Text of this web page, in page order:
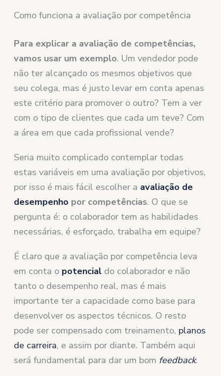
Como funciona a avaliação por competência
Para explicar a avaliação de competências,
vamos usar um exemplo. Um vendedor pode
não ter alcançado os mesmos objetivos que
seu colega, mas é justo levar em conta apenas
este critério para promover o outro? Tem a ver
com o tipo de clientes que cada um teve? Com
a área em que cada profissional vende?
Seria muito complicado contemplar todas
estas variáveis em uma avaliação por objetivos,
por isso é mais fácil escolher a avaliação de
desempenho por competências. O que se
pergunta é: o colaborador tem as habilidades
necessárias, é esforçado, trabalha em equipe?
É claro que a avaliação por competência leva
em conta o potencial do colaborador e não
tanto o desempenho real, mas é mais
importante ter a capacidade como base para
desenvolver os aspectos técnicos. O resto
pode ser compensado com treinamento, planos
de carreira, e assim por diante. Também aqui
será fundamental para dar um bom feedback.